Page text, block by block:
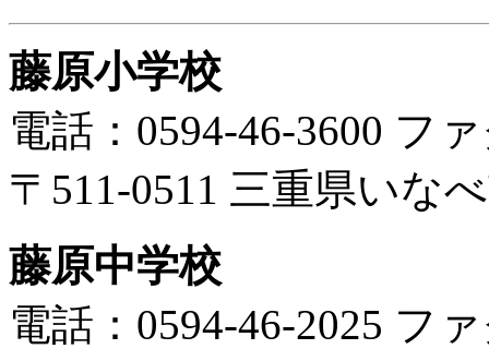
藤原小学校
電話：0594-46-3600 フ
〒511-0511 三重県いな
藤原中学校
電話：0594-46-2025 フ